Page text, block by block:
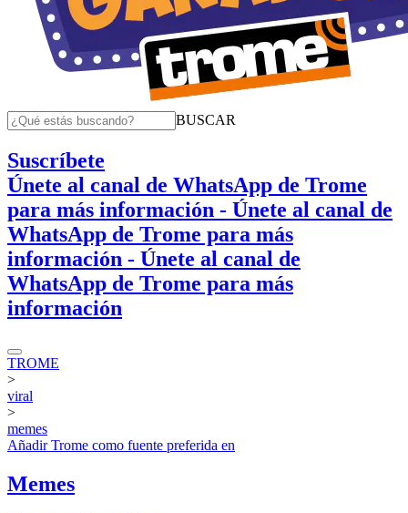
BUSCAR
Suscríbete
Únete al canal de WhatsApp de Trome
para más información - Únete al canal de
WhatsApp de Trome para más
información - Únete al canal de
WhatsApp de Trome para más
información
TROME
>
viral
>
memes
AñadirTrome como fuente preferida en
Memes